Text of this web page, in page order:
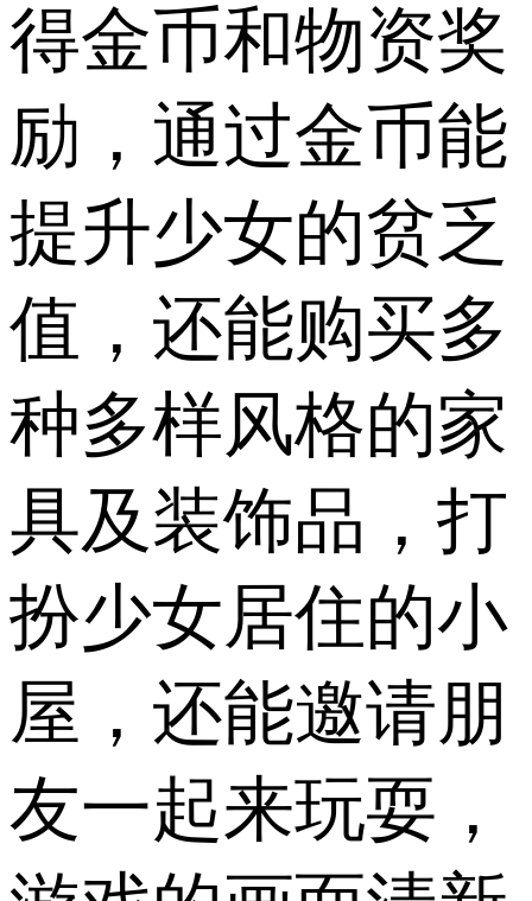
得金币和物资奖
励，通过金币能
提升少女的贫乏
值，还能购买多
种多样风格的家
具及装饰品，打
扮少女居住的小
屋，还能邀请朋
友一起来玩耍，